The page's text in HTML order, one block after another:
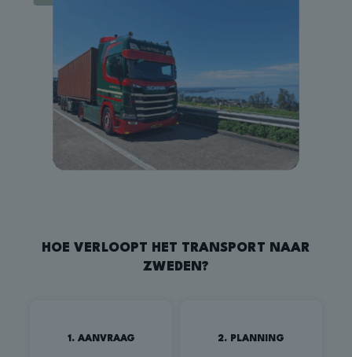
HOE VERLOOPT HET TRANSPORT NAAR
ZWEDEN?
1. AANVRAAG 2. PLANNING